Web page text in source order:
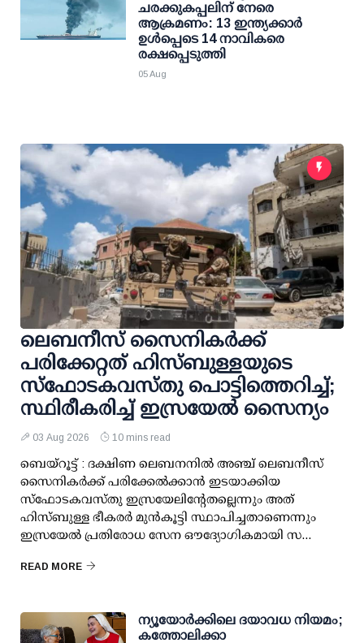
ചരക്കുകപ്പലിന് നേരെ
ആക്രമണം: 13 ഇന്ത്യക്കാര്‍
ഉള്‍പ്പെടെ 14 നാവികരെ
രക്ഷപ്പെടുത്തി
05 Aug
ലെബനീസ് സൈനികർക്ക്
പരിക്കേറ്റത് ഹിസ്ബുള്ളയുടെ
സ്‌ഫോടകവസ്തു പൊട്ടിത്തെറിച്ച്;
സ്ഥിരീകരിച്ച് ഇസ്രയേൽ സൈന്യം
03 Aug 2026 10 mins read
ബെയ്റൂട്ട് : ദക്ഷിണ ലെബനനിൽ അഞ്ച് ലെബനീസ്
സൈനികർക്ക് പരിക്കേൽക്കാൻ ഇടയാക്കിയ
സ്‌ഫോടകവസ്തു ഇസ്രയേലിന്റേതല്ലെന്നും അത്
ഹിസ്ബുള്ള ഭീകരർ മുൻകൂട്ടി സ്ഥാപിച്ചതാണെന്നും
ഇസ്രയേൽ പ്രതിരോധ സേന ഔദ്യോഗികമായി സ...
READ MORE
ന്യൂയോർക്കിലെ ദയാവധ നിയമം;
കത്തോലിക്കാ